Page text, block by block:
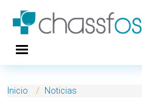
Inicio Noticias